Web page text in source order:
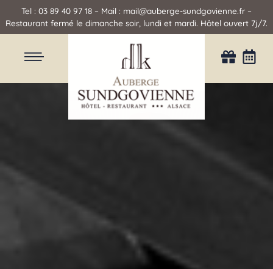
Tel : 03 89 40 97 18 – Mail : mail@auberge-sundgovienne.fr –
Restaurant fermé le dimanche soir, lundi et mardi. Hôtel ouvert 7j/7.